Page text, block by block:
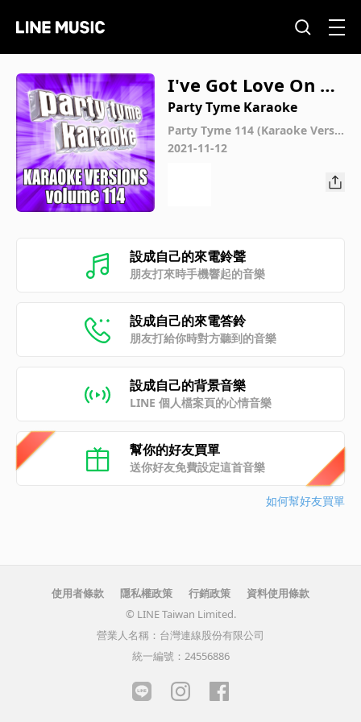
I've Got Love On M
y Mind (Made Popul
ar By Natalie Cole)
[Karaoke Version]
Party Tyme Karaoke
Party Tyme 114 (Karaoke Versio
ns)
2021-11-12
設成自己的來電鈴聲
朋友打來時手機響起的音樂
設成自己的來電答鈴
朋友打給你時對方聽到的音樂
設成自己的背景音樂
LINE 個人檔案頁的心情音樂
幫你的好友買單
送你好友免費設定這首音樂
如何幫好友買單
使用者條款 隱私權政策 行銷政策
資料使用條款
© LINE Taiwan Limited.
營業人名稱：台灣連線股份有限公司
統一編號：24556886